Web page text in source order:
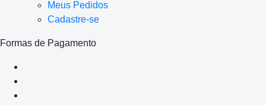
Meus Pedidos
Cadastre-se
Formas de Pagamento